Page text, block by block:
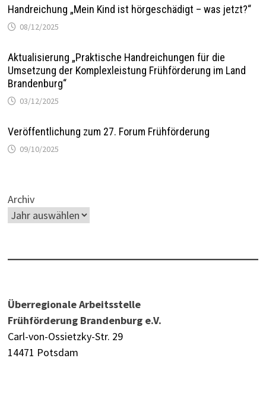
Handreichung „Mein Kind ist hörgeschädigt – was jetzt?“
08/12/2025
Aktualisierung „Praktische Handreichungen für die
Umsetzung der Komplexleistung Frühförderung im Land
Brandenburg“
03/12/2025
Veröffentlichung zum 27. Forum Frühförderung
09/10/2025
Archiv
Überregionale Arbeitsstelle
Frühförderung Brandenburg e.V.
Carl-von-Ossietzky-Str. 29
14471 Potsdam